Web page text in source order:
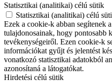
Statisztikai (analitikai) célú sütik
Statisztikai (analitikai) célú
Ezek a cookie-k abban segítenek
tulajdonosainak, hogy pontosabb
tevékenységeiről. Ezen cookie-k
információkat gyűjt és jelentést
vonatkozó statisztikai adatokból
azonosítaná a látogatókat.
Hirdetési célú sütik